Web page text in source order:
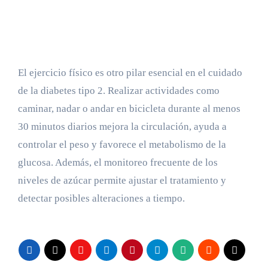
El ejercicio físico es otro pilar esencial en el cuidado
de la diabetes tipo 2. Realizar actividades como
caminar, nadar o andar en bicicleta durante al menos
30 minutos diarios mejora la circulación, ayuda a
controlar el peso y favorece el metabolismo de la
glucosa. Además, el monitoreo frecuente de los
niveles de azúcar permite ajustar el tratamiento y
detectar posibles alteraciones a tiempo.